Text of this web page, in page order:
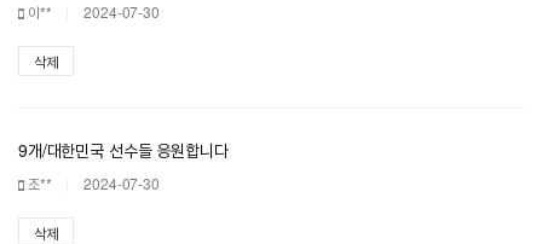
이** 2024-07-30
삭제
9개/대한민국 선수들 응원합니다
조** 2024-07-30
삭제